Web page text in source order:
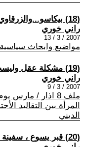
(18) بيكاسو...والزرقاوي!!!.
راني خوري
2007 / 3 / 13
مواضيع وابحاث سياسية
(19) مشكلة عقل وليست مسألة حجاب
راني خوري
2007 / 3 / 9
المرأة بين التقاليد
الديني
(20) قبر يسوع ، سفينة المال الغارقة الجديدة!!